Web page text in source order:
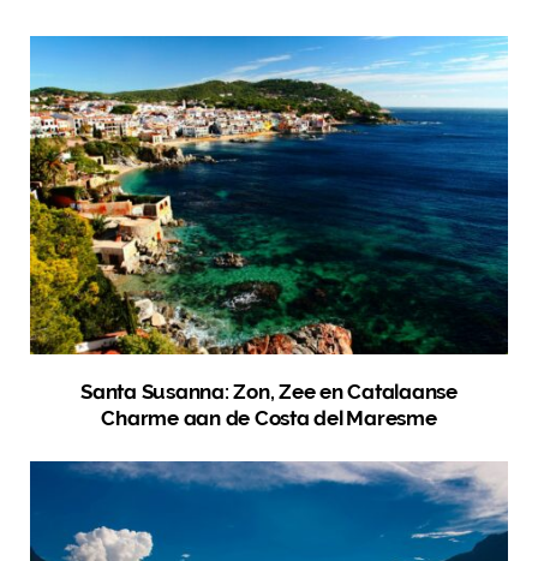
Santa Susanna: Zon, Zee en Catalaanse
Charme aan de Costa del Maresme